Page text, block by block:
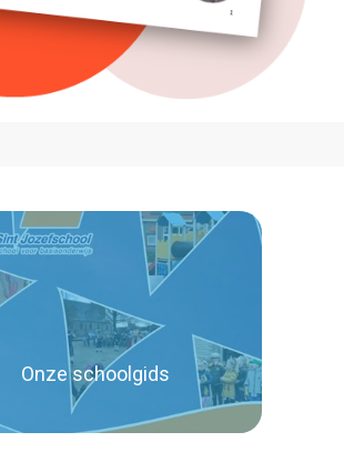
Onze schoolgids